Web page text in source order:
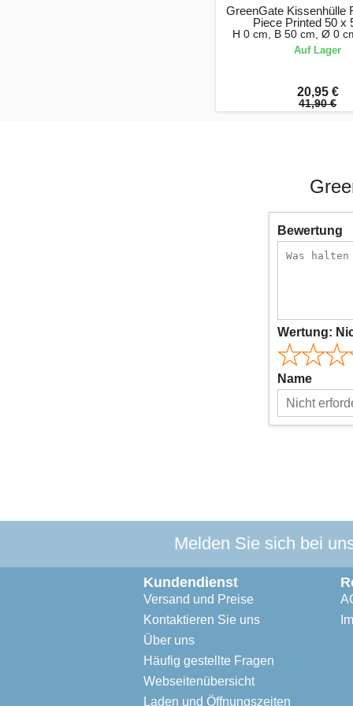
GreenGate Kissenhülle
Piece Printed 50 x
H 0 cm, B 50 cm, Ø 0
Auf Lager
20,95 €
41,90 €
Bewertung
Wertung:
Name
Melden Sie sich bei
Kundendienst
Versand und Preise
Kontaktieren Sie uns
Über uns
Häufig gestellte Fragen
Webseitenübersicht
Laden und Öffnungszeiten